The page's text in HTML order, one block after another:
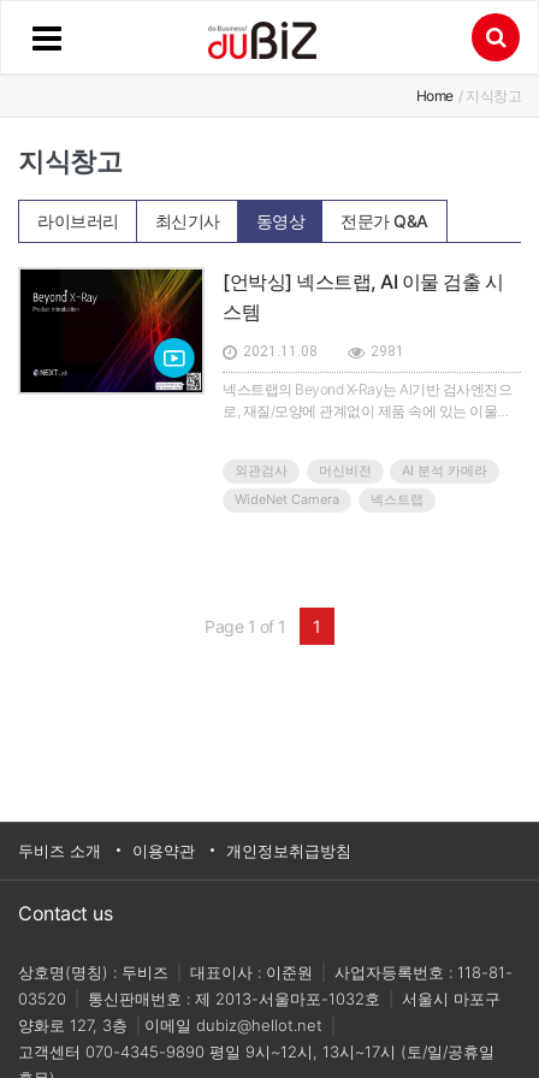
Home / 지식창고
지식창고
라이브러리 최신기사 동영상 전문가 Q&A
[언박싱] 넥스트랩, AI 이물 검출 시
스템
2021.11.08 2981
넥스트랩의 Beyond X-Ray는 AI기반 검사엔진으
로, 재질/모양에 관계없이 제품 속에 있는 이물질
를 동시에 지원해 검사 공정 통합을 실현할 수 있
다.WideNet Camera는 넓은 공간을 비전 기반으
모두 이뤄져 서버구축 등 별도비용을 최소화할 수
있다.기업명 : 넥스트랩홈페이지 : www.nextlab.ai
대표전화 : 02-6318-5000
외관검사 머신비전
AI 분석 카메라
WideNet Camera
넥스트랩
Page 1 of 1 1
두비즈 소개 이용약관 개인정보취급방침
Contact us
상호명(명칭) : 두비즈 대표이사 : 이준원
사업자등록번호 : 118-81-
03520
통신판매번호 : 제 2013-서울마포-1032호
서울시 마포구
양화로 127, 3층
이메일 dubiz@hellot.net
고객센터 070-4345-9890 평일 9시~12시, 13시~17시 (토/일/공휴일